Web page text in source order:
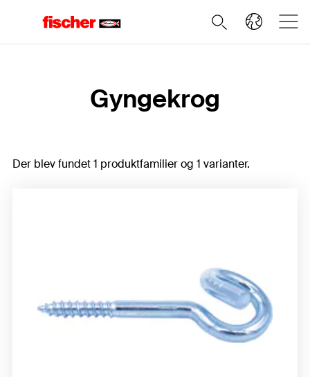
Gyngekrog
Der blev fundet 1 produktfamilier og 1 varianter.